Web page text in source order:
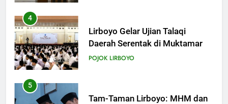
4
Lirboyo Gelar Ujian Talaqi
Daerah Serentak di Muktamar
POJOK LIRBOYO
5
Tam-Taman Lirboyo: MHM dan